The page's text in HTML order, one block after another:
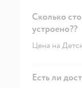
Сколько
устроено??
Цена на
Есть ли